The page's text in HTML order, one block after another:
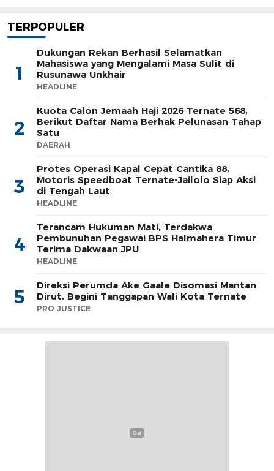
TERPOPULER
1
Dukungan Rekan Berhasil Selamatkan
Mahasiswa yang Mengalami Masa Sulit di
Rusunawa Unkhair
HEADLINE
2
Kuota Calon Jemaah Haji 2026 Ternate 568,
Berikut Daftar Nama Berhak Pelunasan Tahap
Satu
DAERAH
3
Protes Operasi Kapal Cepat Cantika 88,
Motoris Speedboat Ternate-Jailolo Siap Aksi
di Tengah Laut
HEADLINE
4
Terancam Hukuman Mati, Terdakwa
Pembunuhan Pegawai BPS Halmahera Timur
Terima Dakwaan JPU
HEADLINE
5
Direksi Perumda Ake Gaale Disomasi Mantan
Dirut, Begini Tanggapan Wali Kota Ternate
PRO JUSTICE